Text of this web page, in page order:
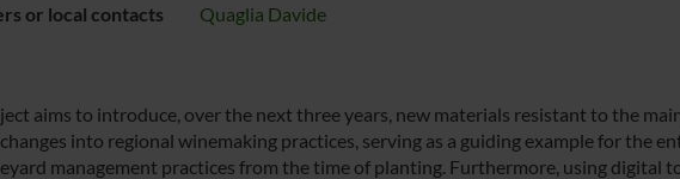
or local contacts
Quaglia Davide
aims to introduce, over the next three years, new materials resistant to the
into regional winemaking practices, serving as a guiding example for the
management practices from the time of planting. Furthermore, using digital